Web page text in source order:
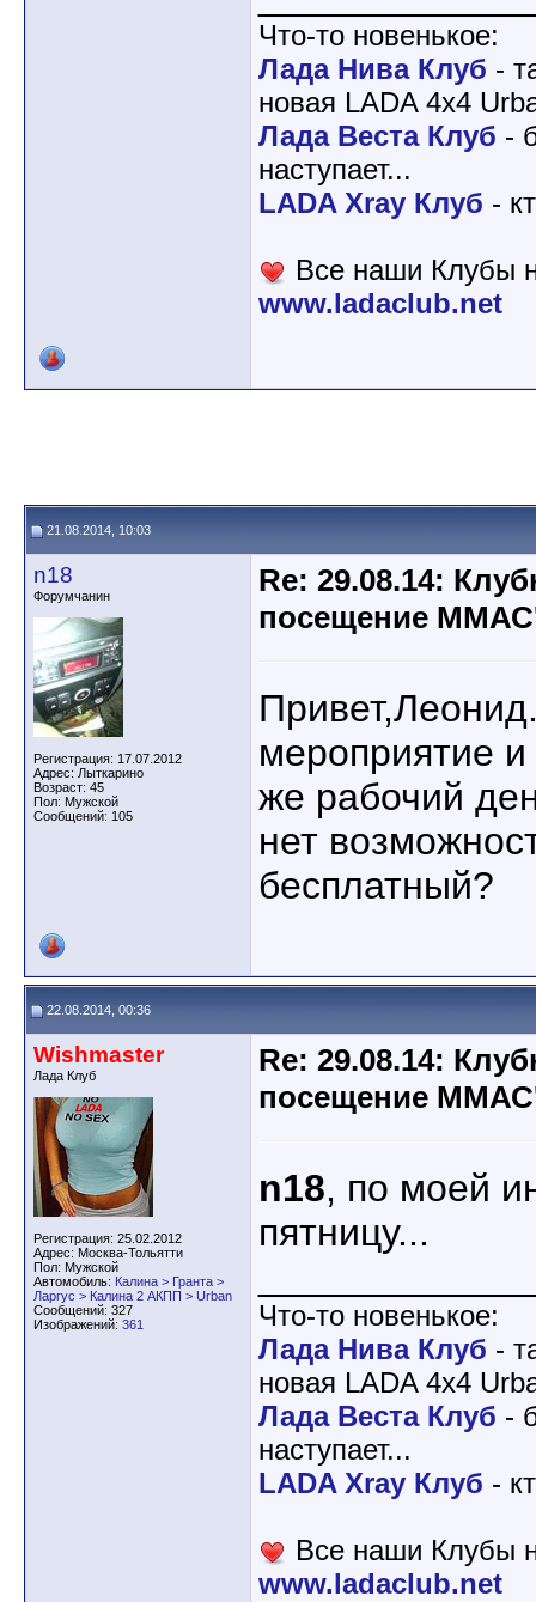
Что-то новенькое:
Лада Нива Клуб -
новая LADA 4x4
Лада Веста Клуб -
наступает...
LADA Xray Клуб -
Все наши Клубы
www.ladaclub.net
21.08.2014, 10:03
n18
Форумчанин
Регистрация: 17.07.2012
Адрес: Лыткарино
Возраст: 45
Пол: Мужской
Сообщений: 105
Re: 29.08.14:
посещение
мероприятие
же рабочий
нет
бесплатный?
22.08.2014, 00:36
Wishmaster
Лада Клуб
Регистрация: 25.02.2012
Адрес: Москва-Тольятти
Пол: Мужской
Автомобиль: Калина > Гранта >
Ларгус > Калина 2 АКПП > Urban
Сообщений: 327
Изображений: 361
Re: 29.08.14:
посещение
n18, по моей
пятницу...
Что-то новенькое:
Лада Нива Клуб -
новая LADA 4x4
Лада Веста Клуб -
наступает...
LADA Xray Клуб -
Все наши Клубы
www.ladaclub.net